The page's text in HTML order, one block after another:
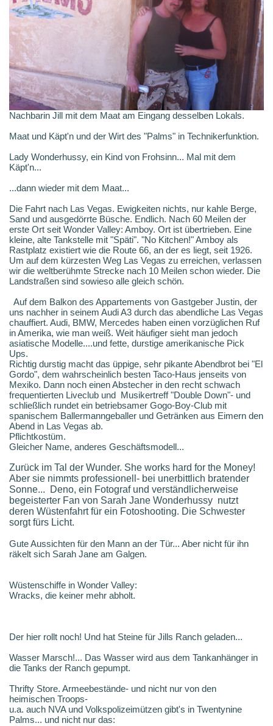
Nachbarin Jill mit dem Maat am Eingang desselben Lokals.
Maat und Käpt'n und der Wirt des "Palms" in Technikerfunktion.
Lady Wonderhussy, ein Kind von Frohsinn... Mal mit dem
Käpt'n...
...dann wieder mit dem Maat...
Die Fahrt nach Las Vegas. Ewigkeiten nichts, nur kahle Berge,
Sand und ausgedörrte Büsche. Endlich. Nach 60 Meilen der
erste Ort seit Wonder Valley: Amboy. Ort ist übertrieben. Eine
kleine, alte Tankstelle mit "Späti". "No Kitchen!" Amboy als
Rastplatz existiert wie die Route 66, an der es liegt, seit 1926.
Um auf dem kürzesten Weg Las Vegas zu erreichen, verlassen
wir die weltberühmte Strecke nach 10 Meilen schon wieder. Die
Landstraßen sind sowieso alle gleich schön.
Auf dem Balkon des Appartements von Gastgeber Justin, der
uns nachher in seinem Audi A3 durch das abendliche Las Vegas
chauffiert. Audi, BMW, Mercedes haben einen vorzüglichen Ruf
in Amerika, wie man weiß. Weit häufiger sieht man jedoch
asiatische Modelle....und fette, durstige amerikanische Pick
Ups.
Richtig durstig macht das üppige, sehr pikante Abendbrot bei "El
Gordo", dem wahrscheinlich besten Taco-Haus jenseits von
Mexiko. Dann noch einen Abstecher in den recht schwach
frequentierten Liveclub und Musikertreff "Double Down"- und
schließlich rundet ein betriebsamer Gogo-Boy-Club mit
spanischem Ballermanngeballer und Getränken aus Eimern den
Abend in Las Vegas ab.
Pflichtkostüm.
Gleicher Name, anderes Geschäftsmodell...
Zurück im Tal der Wunder. She works hard for the Money!
Aber sie nimmts professionell- bei unerbittlich bratender
Sonne... Deno, ein Fotograf und verständlicherweise
begeisterter Fan von Sarah Jane Wonderhussy nutzt
deren Wüstenfahrt für ein Fotoshooting. Die Schwester
sorgt fürs Licht.
Gute Aussichten für den Mann an der Tür... Aber nicht für ihn
räkelt sich Sarah Jane am Galgen.
Wüstenschiffe in Wonder Valley:
Wracks, die keiner mehr abholt.
Der hier rollt noch! Und hat Steine für Jills Ranch geladen...
Wasser Marsch!... Das Wasser wird aus dem Tankanhänger in
die Tanks der Ranch gepumpt.
Thrifty Store. Armeebestände- und nicht nur von den
heimischen Troops-
u.a. auch NVA und Volkspolizeimützen gibt's in Twentynine
Palms... und nicht nur das: